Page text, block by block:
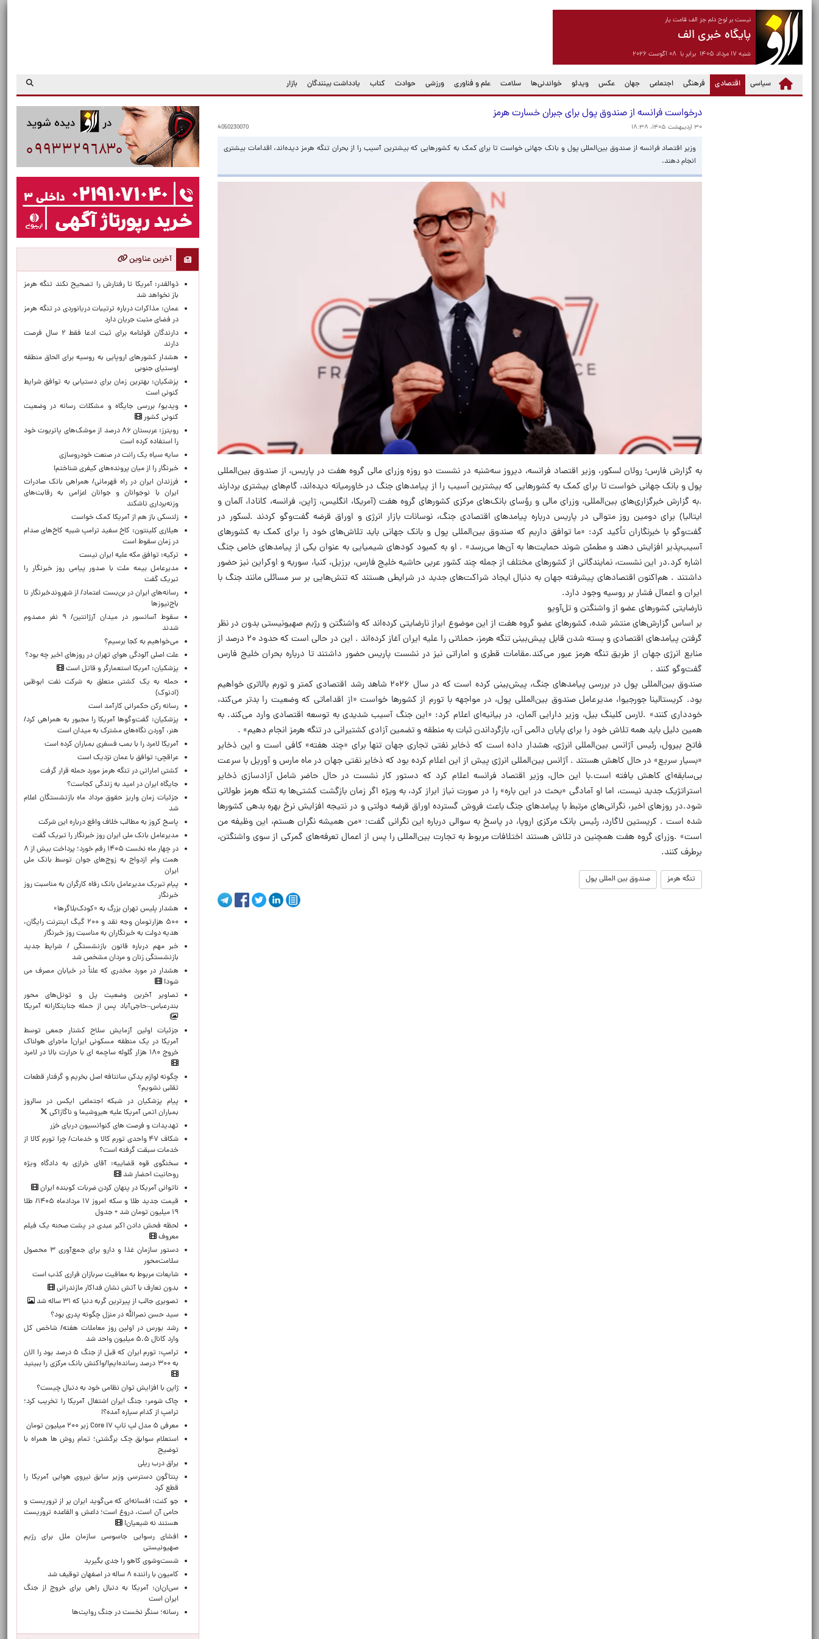
نیست بر لوح دلم جز الف قامت یار
پایگاه خبری الف
شنبه ۱۷ مرداد ۱۴۰۵ برابر با ۰۸ آگوست ۲۰۲۶
سیاسی اقتصادی
(current) فرهنگی اجتماعی جهان عکس ویدئو خواندنی‌ها سلامت علم و فناوری ورزشی حوادث کتاب یادداشت بینندگان بازار
درخواست فرانسه از صندوق پول برای جبران خسارت هرمز
۳۰ اردیبهشت ۱۴۰۵، ۱۸:۳۸ 4050230070
وزیر اقتصاد فرانسه از صندوق بین‌المللی پول و بانک جهانی خواست تا برای کمک به کشورهایی که بیشترین آسیب را از بحران تنگه هرمز دیده‌اند، اقدامات بیشتری
انجام دهند.
به گزارش فارس؛ رولان لسکور، وزیر اقتصاد فرانسه، دیروز سه‌شنبه در نشست دو روزه وزرای مالی گروه هفت در پاریس، از صندوق بین‌المللی
پول و بانک جهانی خواست تا برای کمک به کشورهایی که بیشترین آسیب را از پیامدهای جنگ در خاورمیانه دیده‌اند، گام‌های بیشتری بردارند
.به گزارش خبرگزاری‌های بین‌المللی، وزرای مالی و رؤسای بانک‌های مرکزی کشورهای گروه هفت (آمریکا، انگلیس، ژاپن، فرانسه، کانادا، آلمان و
ایتالیا) برای دومین روز متوالی در پاریس درباره پیامدهای اقتصادی جنگ، نوسانات بازار انرژی و اوراق قرضه گفت‌وگو کردند .لسکور در
گفت‌وگو با خبرنگاران تأکید کرد: «ما توافق داریم که صندوق بین‌المللی پول و بانک جهانی باید تلاش‌های خود را برای کمک به کشورهای
آسیب‌پذیر افزایش دهند و مطمئن شوند حمایت‌ها به آن‌ها می‌رسد» . او به کمبود کودهای شیمیایی به عنوان یکی از پیامدهای خاص جنگ
اشاره کرد.در این نشست، نمایندگانی از کشورهای مختلف از جمله چند کشور عربی حاشیه خلیج فارس، برزیل، کنیا، سوریه و اوکراین نیز حضور
داشتند . هم‌اکنون اقتصادهای پیشرفته جهان به دنبال ایجاد شراکت‌های جدید در شرایطی هستند که تنش‌هایی بر سر مسائلی مانند جنگ با
ایران و اعمال فشار بر روسیه وجود دارد.
نارضایتی کشورهای عضو از واشنگتن و تل‌آویو
بر اساس گزارش‌های منتشر شده، کشورهای عضو گروه هفت از این موضوع ابراز نارضایتی کرده‌اند که واشنگتن و رژیم صهیونیستی بدون در نظر
گرفتن پیامدهای اقتصادی و بسته شدن قابل پیش‌بینی تنگه هرمز، حملاتی را علیه ایران آغاز کرده‌اند . این در حالی است که حدود ۲۰ درصد از
منابع انرژی جهان از طریق تنگه هرمز عبور می‌کند.مقامات قطری و اماراتی نیز در نشست پاریس حضور داشتند تا درباره بحران خلیج فارس
گفت‌وگو کنند .
صندوق بین‌المللی پول در بررسی پیامدهای جنگ، پیش‌بینی کرده است که در سال ۲۰۲۶ شاهد رشد اقتصادی کمتر و تورم بالاتری خواهیم
بود. کریستالینا جورجیوا، مدیرعامل صندوق بین‌المللی پول، در مواجهه با تورم از کشورها خواست «از اقداماتی که وضعیت را بدتر می‌کند،
خودداری کنند» .لارس کلینگ بیل، وزیر دارایی آلمان، در بیانیه‌ای اعلام کرد: «این جنگ آسیب شدیدی به توسعه اقتصادی وارد می‌کند. به
همین دلیل باید همه تلاش خود را برای پایان دائمی آن، بازگرداندن ثبات به منطقه و تضمین آزادی کشتیرانی در تنگه هرمز انجام دهیم» .
فاتح بیرول، رئیس آژانس بین‌المللی انرژی، هشدار داده است که ذخایر نفتی تجاری جهان تنها برای «چند هفته» کافی است و این ذخایر
«بسیار سریع» در حال کاهش هستند . آژانس بین‌المللی انرژی پیش از این اعلام کرده بود که ذخایر نفتی جهان در ماه مارس و آوریل با سرعت
بی‌سابقه‌ای کاهش یافته است.با این حال، وزیر اقتصاد فرانسه اعلام کرد که دستور کار نشست در حال حاضر شامل آزادسازی ذخایر
استراتژیک جدید نیست، اما او آمادگی «بحث در این باره» را در صورت نیاز ابراز کرد، به ویژه اگر زمان بازگشت کشتی‌ها به تنگه هرمز طولانی
شود.در روزهای اخیر، نگرانی‌های مرتبط با پیامدهای جنگ باعث فروش گسترده اوراق قرضه دولتی و در نتیجه افزایش نرخ بهره بدهی کشورها
شده است . کریستین لاگارد، رئیس بانک مرکزی اروپا، در پاسخ به سوالی درباره این نگرانی گفت: «من همیشه نگران هستم، این وظیفه من
است» .وزرای گروه هفت همچنین در تلاش هستند اختلافات مربوط به تجارت بین‌المللی را پس از اعمال تعرفه‌های گمرکی از سوی واشنگتن،
برطرف کنند.
تنگه هرمز صندوق بین المللی پول
آخرین عناوین
ذوالقدر: آمریکا تا رفتارش را تصحیح نکند تنگه هرمز
باز نخواهد شد
عمان: مذاکرات درباره ترتیبات دریانوردی در تنگه هرمز
در فضای مثبت جریان دارد
دارندگان قولنامه برای ثبت ادعا فقط ۲ سال فرصت
دارند
هشدار کشورهای اروپایی به روسیه برای الحاق منطقه
اوستیای جنوبی
پزشکیان‌: بهترین زمان برای دستیابی به توافق شرایط
کنونی است
ویدیو/ بررسی جایگاه و مشکلات رسانه در وضعیت
کنونی کشور
رویترز: عربستان ۸۶ درصد از موشک‌های پاتریوت خود
را استفاده کرده است
سایه سیاه یک رانت در صنعت خودروسازی
خبرنگار را از میان پرونده‌های کیفری شناختم!
​فرزندان ایران در راه قهرمانی/ همراهی بانک صادرات
ایران با نوجوانان و جوانان اعزامی به رقابت‌های
وزنه‌برداری تاشکند
زلنسکی باز هم از آمریکا کمک خواست
هیلاری کلینتون: کاخ سفید ترامپ شبیه کاخ‌های صدام
در زمان سقوط است
ترکیه: توافق مکه علیه ایران نیست
مدیرعامل بیمه ملت با صدور پیامی روز خبرنگار را
تبریک گفت
رسانه‌های ایران در بن‌بست اعتماد/ از شهروندخبرنگار تا
باج‌نیوزها
سقوط آسانسور در میدان آرژانتین/ ۹ نفر مصدوم
شدند
می‌خواهیم به کجا برسیم؟
علت اصلی آلودگی هوای تهران در روزهای اخیر چه بود؟
پزشکیان: آمریکا استعمارگر و قاتل است
حمله به یک کشتی متعلق به شرکت نفت ابوظبی
(ادنوک)
رسانه رکن حکمرانی کارآمد است
پزشکیان: گفت‌وگوها آمریکا را مجبور به همراهی کرد/
هنر، آوردن نگاه‌های مشترک به میدان است
آمریکا لامرد را با بمب فسفری بمباران کرده است
عراقچی: توافق با عمان نزدیک است
کشتی اماراتی در تنگه هرمز مورد حمله قرار گرفت
جایگاه ایران در امید به زندگی کجاست؟
جزئیات زمان واریز حقوق مرداد ماه بازنشستگان اعلام
شد
پاسخ کروز به مطالب خلاف واقع درباره این شرکت
مدیرعامل بانک ملی ایران روز خبرنگار را تبریک گفت
در چهار ماه نخست ۱۴۰۵ رقم خورد؛ پرداخت بیش از ۸
همت وام ازدواج به زوج‌های جوان توسط بانک ملی
ایران
پیام تبریک مدیرعامل بانک رفاه کارگران به مناسبت روز
خبرنگار
هشدار پلیس تهران بزرگ به «کودک‌بلاگرها»
۵۰۰ هزارتومان وجه نقد و ۲۰۰ گیگ اینترنت رایگان،
هدیه دولت به خبرنگاران به مناسبت روز خبرنگار
خبر مهم درباره قانون بازنشستگی / شرایط جدید
بازنشستگی زنان و مردان مشخص شد
هشدار در مورد مخدری که علناً در خیابان مصرف می
شود!
تصاویر آخرین وضعیت پل و تونل‌های محور
بندرعباس–حاجی‌آباد پس از حمله جنایتکارانه آمریکا
جزئیات اولین آزمایش سلاح کشتار جمعی توسط
آمریکا در یک منطقه مسکونی ایران| ماجرای هولناک
خروج ۱۸۰ هزار گلوله ساچمه ای با حرارت بالا در لامرد
چگونه لوازم یدکی سانتافه اصل بخریم و گرفتار قطعات
تقلبی نشویم؟
پیام پزشکیان در شبکه اجتماعی ایکس در سالروز
بمباران اتمی آمریکا علیه هیروشیما و ناگازاکی
تهدیدات و فرصت های کنوانسیون دریای خزر
شکاف ۴۷ واحدی تورم کالا و خدمات/ چرا تورم کالا از
خدمات سبقت گرفته است؟
سخنگوی قوه قضاییه: آقای خرازی به دادگاه ویژه
روحانیت احضار شد
ناتوانی آمریکا در پنهان کردن ضربات کوبنده ایران
قیمت جدید طلا و سکه امروز ۱۷ مردادماه ۱۴۰۵/ طلا
۱۹ میلیون تومان شد + جدول
لحظه‌ فحش دادن اکبر عبدی در پشت صحنه یک فیلم
معروف
دستور سازمان غذا و دارو برای جمع‌آوری ۳ محصول
سلامت‌محور
شایعات مربوط به معافیت سربازان فراری کذب است
بدون تعارف با آتش نشان فداکار مازندرانی
تصویری جالب از پیرترین گربه دنیا که ۳۱ ساله شد
سید حسن نصرالله در منزل چگونه پدری بود؟
رشد بورس در اولین روز معاملات هفته/ شاخص کل
وارد کانال ۵.۵ میلیون واحد شد
ترامپ: تورم ایران که قبل از جنگ ۵ درصد بود را الان
به ۳۰۰ درصد رسانده‌ایم!/واکنش بانک مرکزی را ببینید
ژاپن با افزایش توان نظامی خود به دنبال چیست؟
چاک شومر: جنگ ایران اشتغال آمریکا را تخریب کرد؛
ترامپ از کدام سیاره آمده؟!
معرفی ۵ مدل لپ تاپ Core i۷ زیر ۲۰۰ میلیون تومان
استعلام سوابق چک برگشتی؛ تمام روش ها همراه با
توضیح
یراق درب ریلی
پنتاگون دسترسی وزیر سابق نیروی هوایی آمریکا را
قطع کرد
جو کنت: افسانه‌ای که می‌گوید ایران پر از تروریست و
حامی آن است، دروغ است؛ داعش و القاعده تروریست
هستند نه شیعیان!
افشای رسوایی جاسوسی سازمان ملل برای رژیم
صهیونیستی
شست‌وشوی کاهو را جدی بگیرید
کامیون با راننده ۸ ساله در اصفهان توقیف شد
سی‌ان‌ان: آمریکا به دنبال راهی برای خروج از جنگ
ایران است
رسانه؛ سنگر نخست در جنگ روایت‌ها